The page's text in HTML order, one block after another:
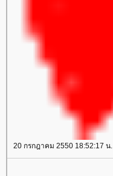
20 กรกฎาคม 2550 18:52:17 น.